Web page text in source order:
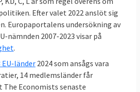
286 EU-frågor, stora
gången var
det partiet utanför
minst gick emot
är en tydlig förändring mot
Efter valet 2022 anslöt sig
Europaportalens undersökning av
nämnden 2007-2023 visar på
.
länder 2024 som ansågs vara
14 medlemsländer får
Economists senaste